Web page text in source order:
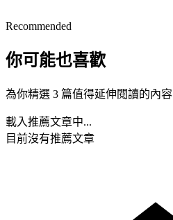
Recommended
你可能也喜歡
為你精選 3 篇值得延伸閱讀的內容
載入推薦文章中...
目前沒有推薦文章